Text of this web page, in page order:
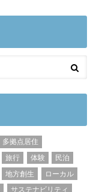
多拠点居住
旅行 体験
民泊
地方創生
ローカル
サステナビリティ